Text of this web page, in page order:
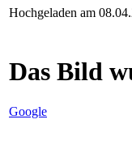
Hochgeladen am
Das Bild
Google